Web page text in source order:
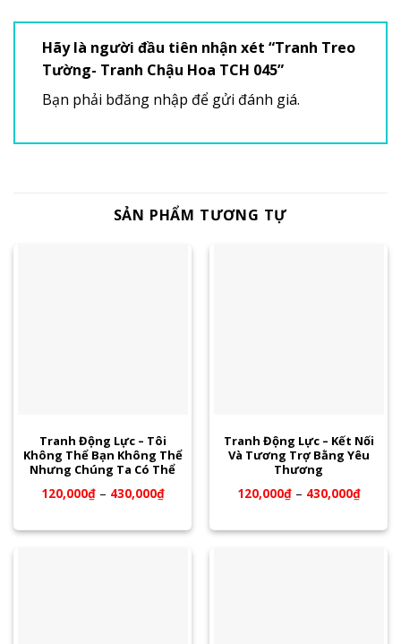
Hãy là người đầu tiên nhận xét “Tranh Treo
Tường- Tranh Chậu Hoa TCH 045”
Bạn phải bđăng nhập để gửi đánh giá.
SẢN PHẨM TƯƠNG TỰ
Tranh Động Lực – Tôi
Không Thể Bạn Không Thể
Nhưng Chúng Ta Có Thể
120,000₫– 430,000₫
Tranh Động Lực – Kết Nối
Và Tương Trợ Bằng Yêu
Thương
120,000₫– 430,000₫